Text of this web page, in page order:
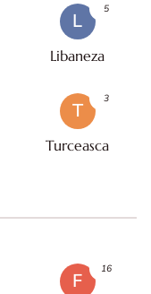
L
Libaneza
5
T
Turceasca
3
F
16